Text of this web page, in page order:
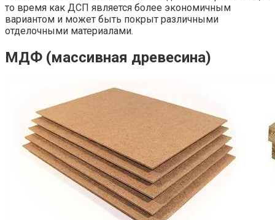
то время как ДСП является более экономичным
вариантом и может быть покрыт различными
отделочными материалами.
МДФ (массивная древесина)